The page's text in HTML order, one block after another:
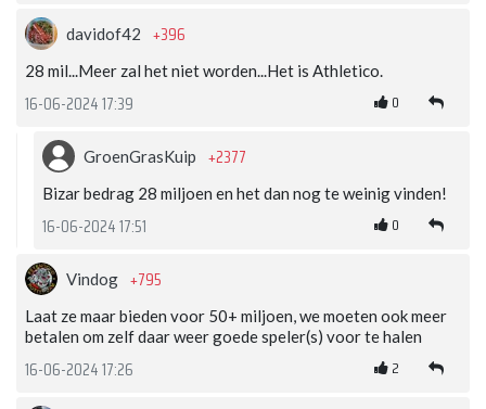
davidof42 +396
28 mil...Meer zal het niet worden...Het is Athletico.
16-06-2024 17:39 0
GroenGrasKuip +2377
Bizar bedrag 28 miljoen en het dan nog te weinig vinden!
16-06-2024 17:51 0
Vindog +795
Laat ze maar bieden voor 50+ miljoen, we moeten ook meer
betalen om zelf daar weer goede speler(s) voor te halen
16-06-2024 17:26 2